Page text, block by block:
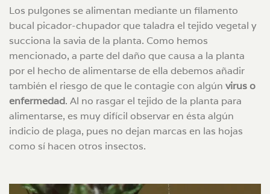
Los pulgones se alimentan mediante un filamento
bucal picador-chupador que taladra el tejido vegetal y
succiona la savia de la planta. Como hemos
mencionado, a parte del daño que causa a la planta
por el hecho de alimentarse de ella debemos añadir
también el riesgo de que le contagie con algún virus o
enfermedad. Al no rasgar el tejido de la planta para
alimentarse, es muy difícil observar en ésta algún
indicio de plaga, pues no dejan marcas en las hojas
como sí hacen otros insectos.